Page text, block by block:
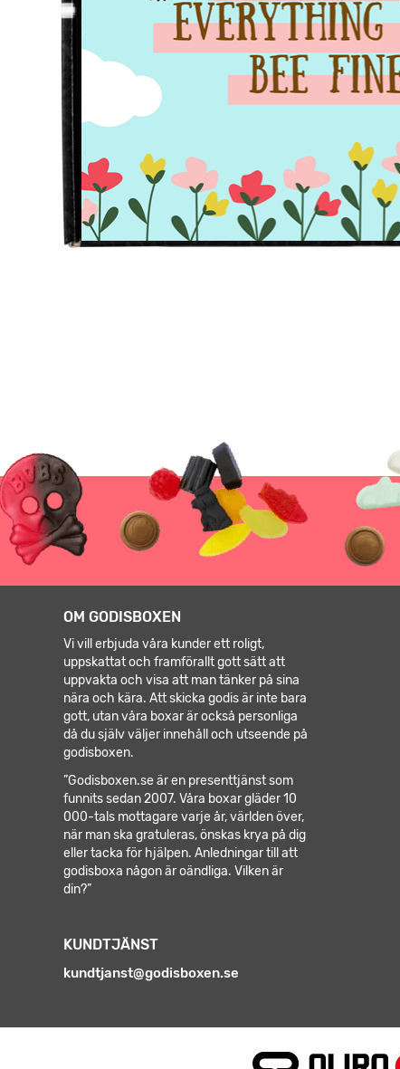
KUNDTJÄNST
kundtjanst@godisboxen.se
OM GODISBOXEN
Vi vill erbjuda våra kunder ett roligt,
uppskattat och framförallt gott sätt att
uppvakta och visa att man tänker på sina
nära och kära. Att skicka godis är inte bara
gott, utan våra boxar är också personliga
då du själv väljer innehåll och utseende på
godisboxen.
”Godisboxen.se är en presenttjänst som
funnits sedan 2007. Våra boxar gläder 10
000-tals mottagare varje år, världen över,
när man ska gratuleras, önskas krya på dig
eller tacka för hjälpen. Anledningar till att
godisboxa någon är oändliga. Vilken är
din?”